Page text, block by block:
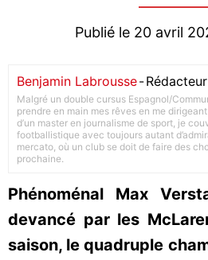
Publié le 20 avril
Benjamin Labrousse-Rédacteur
Malgré un double cursus Espagnol/
prendre en main mes rêves en me
d’un master en journalisme de sport, je
footballistique avec toujours autant
mercato, où un club se doit de faire des
prochaine.
Phénoménal Max
devancé par les
saison, le quadruple